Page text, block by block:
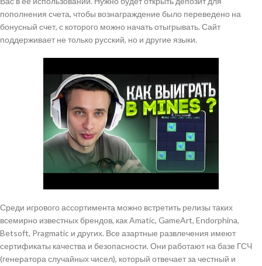
пополнения счета, чтобы вознаграждение было переведено на
бонусный счет, с которого можно начать отыгрывать. Сайт
поддерживает не только русский, но и другие языки.
Среди игрового ассортимента можно встретить релизы таких
всемирно известных брендов, как Amatic, GameArt, Endorphina,
Betsoft, Pragmatic и других. Все азартные развлечения имеют
сертификаты качества и безопасности. Они работают на базе ГСЧ
(генератора случайных чисел), который отвечает за честный и